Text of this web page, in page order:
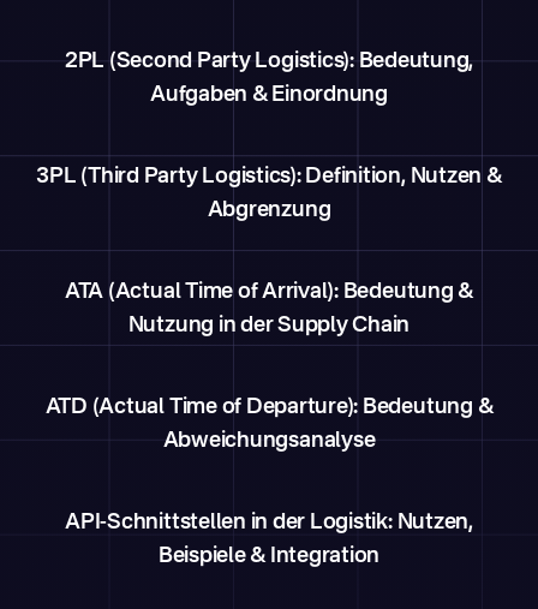
2PL (Second Party Logistics): Bedeutung,
Aufgaben & Einordnung
3PL (Third Party Logistics): Definition, Nutzen &
Abgrenzung
ATA (Actual Time of Arrival): Bedeutung &
Nutzung in der Supply Chain
ATD (Actual Time of Departure): Bedeutung &
Abweichungsanalyse
API-Schnittstellen in der Logistik: Nutzen,
Beispiele & Integration